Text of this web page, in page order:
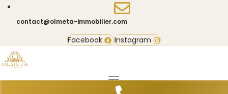
contact@olmeta-immobilier.com
Facebook Instagram